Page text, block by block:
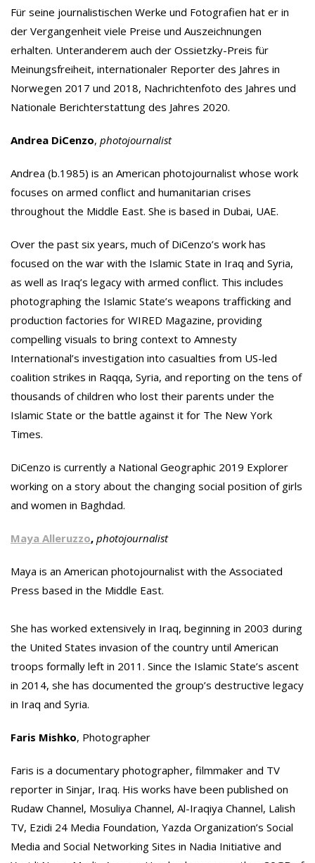
Für seine journalistischen Werke und Fotografien hat er in
der Vergangenheit viele Preise und Auszeichnungen
erhalten. Unteranderem auch der Ossietzky-Preis für
Meinungsfreiheit, internationaler Reporter des Jahres in
Norwegen 2017 und 2018, Nachrichtenfoto des Jahres und
Nationale Berichterstattung des Jahres 2020.
Andrea DiCenzo, photojournalist
Andrea (b.1985) is an American photojournalist whose work
focuses on armed conflict and humanitarian crises
throughout the Middle East. She is based in Dubai, UAE.
Over the past six years, much of DiCenzo’s work has
focused on the war with the Islamic State in Iraq and Syria,
as well as Iraq’s legacy with armed conflict. This includes
photographing the Islamic State’s weapons trafficking and
production factories for WIRED Magazine, providing
compelling visuals to bring context to Amnesty
International’s investigation into casualties from US-led
coalition strikes in Raqqa, Syria, and reporting on the tens of
thousands of children who lost their parents under the
Islamic State or the battle against it for The New York
Times.
DiCenzo is currently a National Geographic 2019 Explorer
working on a story about the changing social position of girls
and women in Baghdad.
Maya Alleruzzo, photojournalist
Maya is an American photojournalist with the Associated
Press based in the Middle East.
She has worked extensively in Iraq, beginning in 2003 during
the United States invasion of the country until American
troops formally left in 2011. Since the Islamic State’s ascent
in 2014, she has documented the group’s destructive legacy
in Iraq and Syria.
Faris Mishko, Photographer
Faris is a documentary photographer, filmmaker and TV
reporter in Sinjar, Iraq. His works have been published on
Rudaw Channel, Mosuliya Channel, Al-Iraqiya Channel, Lalish
TV, Ezidi 24 Media Foundation, Yazda Organization’s Social
Media and Social Networking Sites in Nadia Initiative and